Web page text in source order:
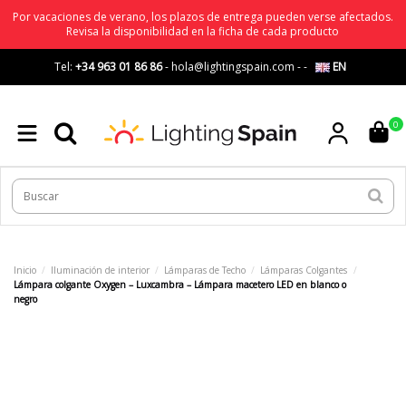
Por vacaciones de verano, los plazos de entrega pueden verse afectados.
Revisa la disponibilidad en la ficha de cada producto
Tel: +34 963 01 86 86-hola@lightingspain.com -- EN
0
Inicio Iluminación de interior Lámparas de Techo
Lámparas Colgantes
Lámpara colgante Oxygen – Luxcambra – Lámpara macetero LED en blanco o
negro